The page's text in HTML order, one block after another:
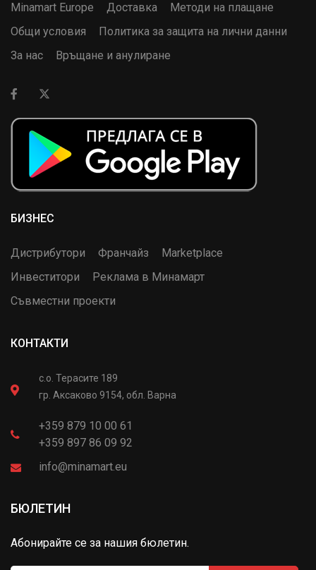
Minamart Europe Доставка
Методи на плащане
Общи условия
Политика за защита на лични данни
За нас
Връщане и анулиране
БИЗНЕС
Дистрибутори Франчайз
Marketplace
Инвеститори
Реклама в Минамарт
Съвместни проекти
КОНТАКТИ
с.о. Терасите 189
гр. Аксаково 9154, обл. Варна
+359 879 10 00 61
+359 897 86 09 92
info@minamart.eu
БЮЛЕТИН
Абонирайте се за нашия бюлетин.